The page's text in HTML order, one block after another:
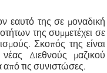
εαυτό της σε μοναδική
της συμμετέχει σε
Σκοπός της είναι
Διεθνούς μαζικού
από τις συνιστώσες.